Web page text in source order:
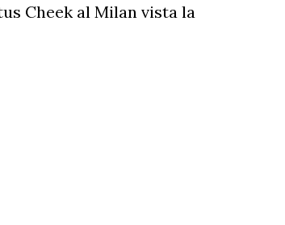
Cheek al Milan vista la